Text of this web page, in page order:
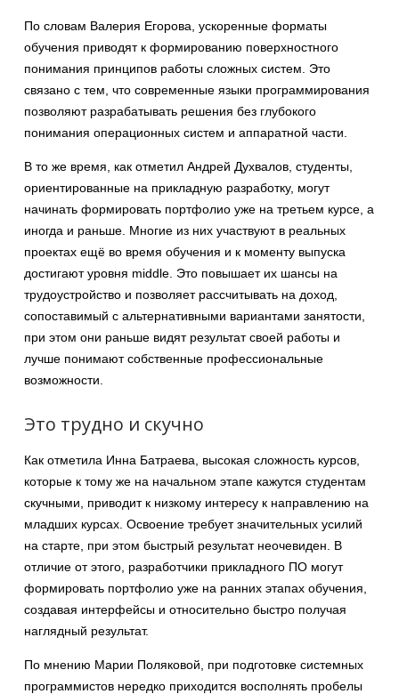
По словам Валерия Егорова, ускоренные форматы
обучения приводят к формированию поверхностного
понимания принципов работы сложных систем. Это
связано с тем, что современные языки программирования
позволяют разрабатывать решения без глубокого
понимания операционных систем и аппаратной части.
В то же время, как отметил Андрей Духвалов, студенты,
ориентированные на прикладную разработку, могут
начинать формировать портфолио уже на третьем курсе, а
иногда и раньше. Многие из них участвуют в реальных
проектах ещё во время обучения и к моменту выпуска
достигают уровня middle. Это повышает их шансы на
трудоустройство и позволяет рассчитывать на доход,
сопоставимый с альтернативными вариантами занятости,
при этом они раньше видят результат своей работы и
лучше понимают собственные профессиональные
возможности.
Это трудно и скучно
Как отметила Инна Батраева, высокая сложность курсов,
которые к тому же на начальном этапе кажутся студентам
скучными, приводит к низкому интересу к направлению на
младших курсах. Освоение требует значительных усилий
на старте, при этом быстрый результат неочевиден. В
отличие от этого, разработчики прикладного ПО могут
формировать портфолио уже на ранних этапах обучения,
создавая интерфейсы и относительно быстро получая
наглядный результат.
По мнению Марии Поляковой, при подготовке системных
программистов нередко приходится восполнять пробелы